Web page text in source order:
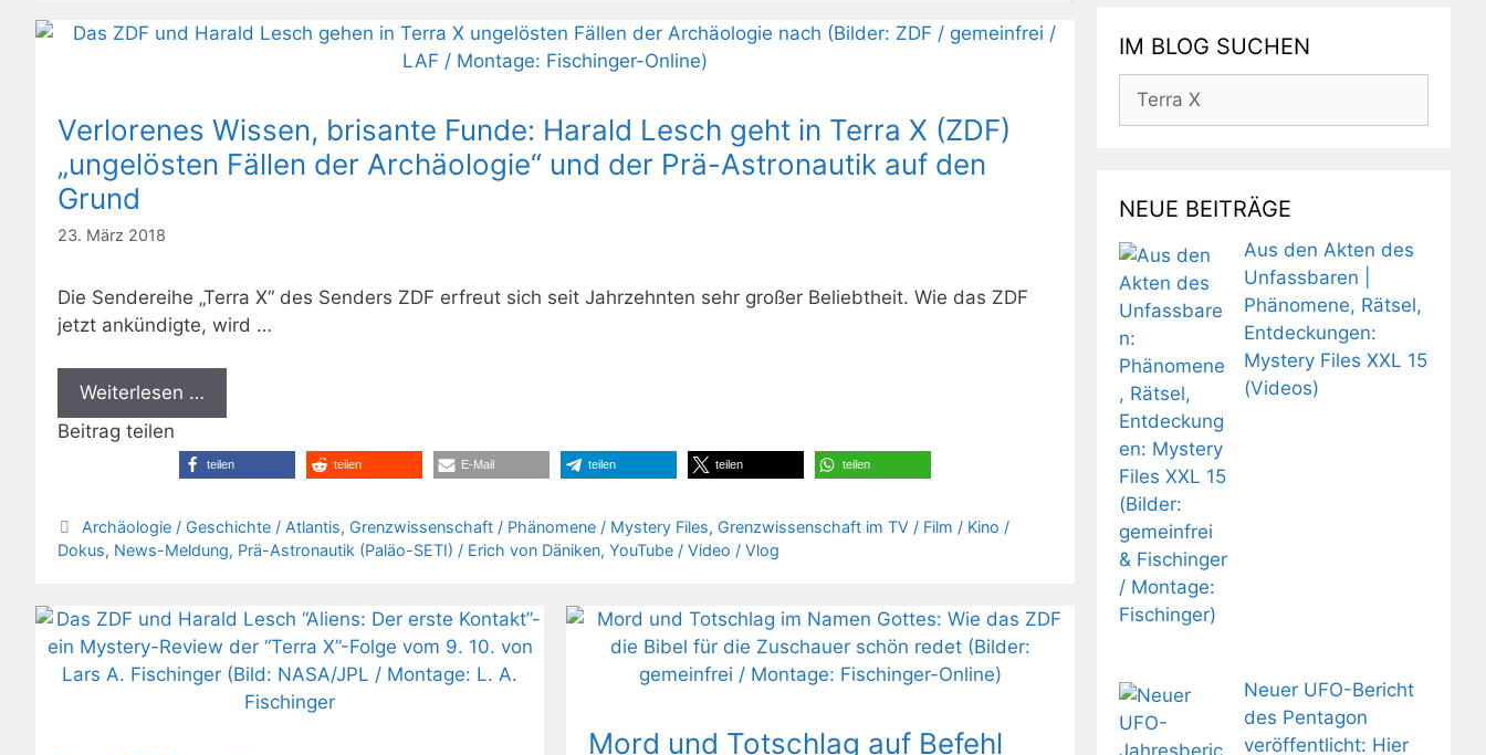
Verlorenes Wissen, brisante Funde: Harald Lesch geht in Terra X (ZDF)
„ungelösten Fällen der Archäologie“ und der Prä-Astronautik auf den
Grund
23. März 2018
Die Sendereihe „Terra X“ des Senders ZDF erfreut sich seit Jahrzehnten sehr großer Beliebtheit. Wie das ZDF
jetzt ankündigte, wird …
Weiterlesen …
Beitrag teilen
teilen teilen E-Mail teilen teilen teilen
Kategorien
Archäologie / Geschichte / Atlantis, Grenzwissenschaft / Phänomene / Mystery Files, Grenzwissenschaft im TV / Film / Kino /
Dokus, News-Meldung, Prä-Astronautik (Paläo-SETI) / Erich von Däniken, YouTube / Video / Vlog
Mord und Totschlag auf Befehl
IM BLOG SUCHEN
nach:
NEUE BEITRÄGE
Aus den Akten des
Unfassbaren |
Phänomene, Rätsel,
Entdeckungen:
Mystery Files XXL 15
(Videos)
Neuer UFO-Bericht
des Pentagon
veröffentlicht: Hier